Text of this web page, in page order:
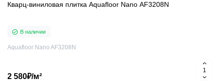
Кварц-виниловая плитка Aquafloor Nano AF3208N
В наличии
Aquafloor Nano AF3208N
2 580₽/м²